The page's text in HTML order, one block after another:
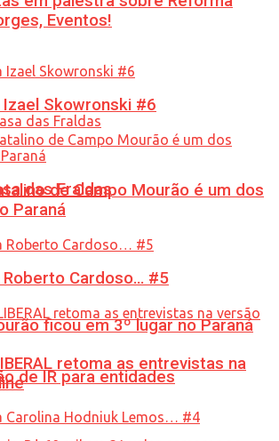
das Fraldas
ficou em 3º lugar no Paraná
de IR para entidades
Eventos!
Skowronski #6
de Campo Mourão é um dos
Paraná
Roberto Cardoso… #5
retoma as entrevistas na